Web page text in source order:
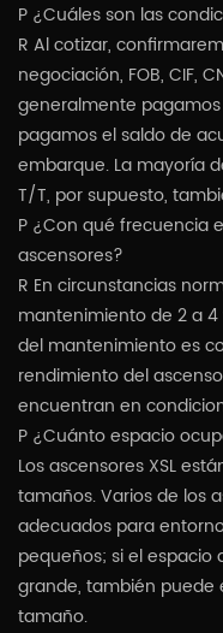
P ¿Cuáles son las
R Al cotizar,
negociación, FOB, CIF,
generalmente
pagamos el saldo de
embarque. La mayoría
T/T, por supuesto,
P ¿Con qué frecuencia
ascensores?
R En circunstancias
mantenimiento de 2 a
del mantenimiento es
rendimiento del
encuentran en
P ¿Cuánto espacio
Los ascensores XSL
tamaños. Varios de los
adecuados para
pequeños; si el
grande, también puede
tamaño.